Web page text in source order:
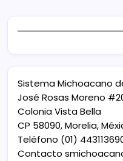
Sistema Michoacano
José Rosas Moreno
Colonia Vista Bella
CP 58090, Morelia,
Teléfono (01)
Contacto